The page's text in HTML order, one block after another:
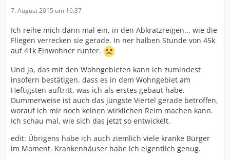
7. August 2015 um 16:37
Ich reihe mich dann mal ein, in den Abkratzreigen... wie die
Fliegen verrecken sie gerade. In ner halben Stunde von 45k
auf 41k Einwohner runter.
Und ja, das mit den Wohngebieten kann ich zumindest
insofern bestätigen, dass es in dem Wohngebiet am
Heftigsten auftritt, was ich als erstes gebaut habe.
Dummerweise ist auch das jüngste Viertel gerade betroffen,
worauf ich mir noch keinen wirklichen Reim machen kann.
Ich schau mal, wie sich das jetzt so entwickelt.
edit: Übrigens habe ich auch ziemlich viele kranke Bürger
im Moment. Krankenhäuser habe ich eigentlich genug.